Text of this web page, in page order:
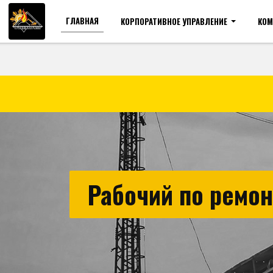
Для слабовидящих
ГЛАВНАЯ КОРПОРАТИВНОЕ УПРАВЛЕНИЕ
Рабочий по